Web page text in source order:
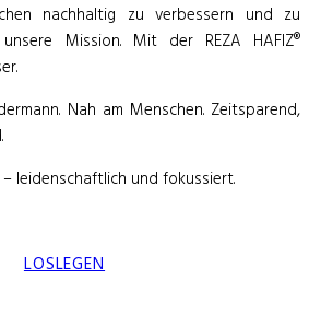
nachhaltig zu verbessern und zu
Mission. Mit der REZA HAFIZ®
Nah am Menschen. Zeitsparend,
leidenschaftlich und fokussiert.
LOSLEGEN